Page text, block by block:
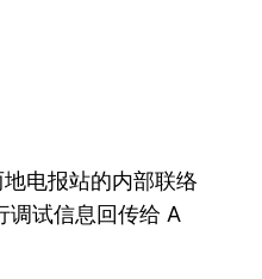
电报站的内部联络
调试信息回传给 A